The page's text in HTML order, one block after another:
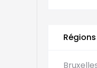
Régions